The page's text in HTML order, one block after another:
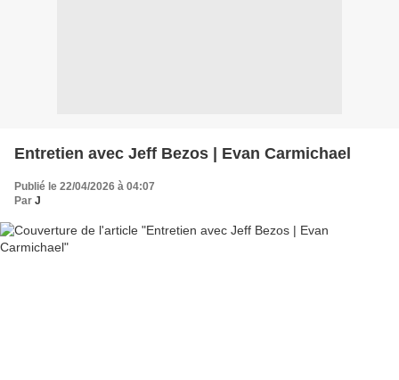
Entretien avec Jeff Bezos | Evan Carmichael
Publié le 22/04/2026 à 04:07
Par J